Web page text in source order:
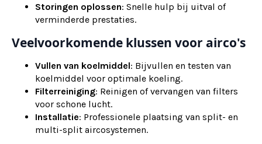
Storingen oplossen: Snelle hulp bij uitval of
verminderde prestaties.
Veelvoorkomende klussen voor airco's
Vullen van koelmiddel: Bijvullen en testen van
koelmiddel voor optimale koeling.
Filterreiniging: Reinigen of vervangen van filters
voor schone lucht.
Installatie: Professionele plaatsing van split- en
multi-split aircosystemen.